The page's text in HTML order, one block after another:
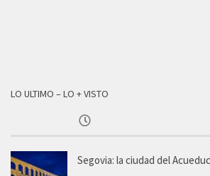
LO ULTIMO – LO + VISTO
Segovia: la ciudad del